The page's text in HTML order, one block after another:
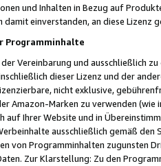
und Inhalten in Bezug auf
damit einverstanden, an diese Lizenz
Programminhalte
Vereinbarung und ausschließlich
dieser Lizenz und der
nicht exklusive,
Amazon-Marken zu verwenden
auf Ihrer Website und in
ausschließlich gemäß
von Programminhalten zugunsten
Zur Klarstellung: Zu den